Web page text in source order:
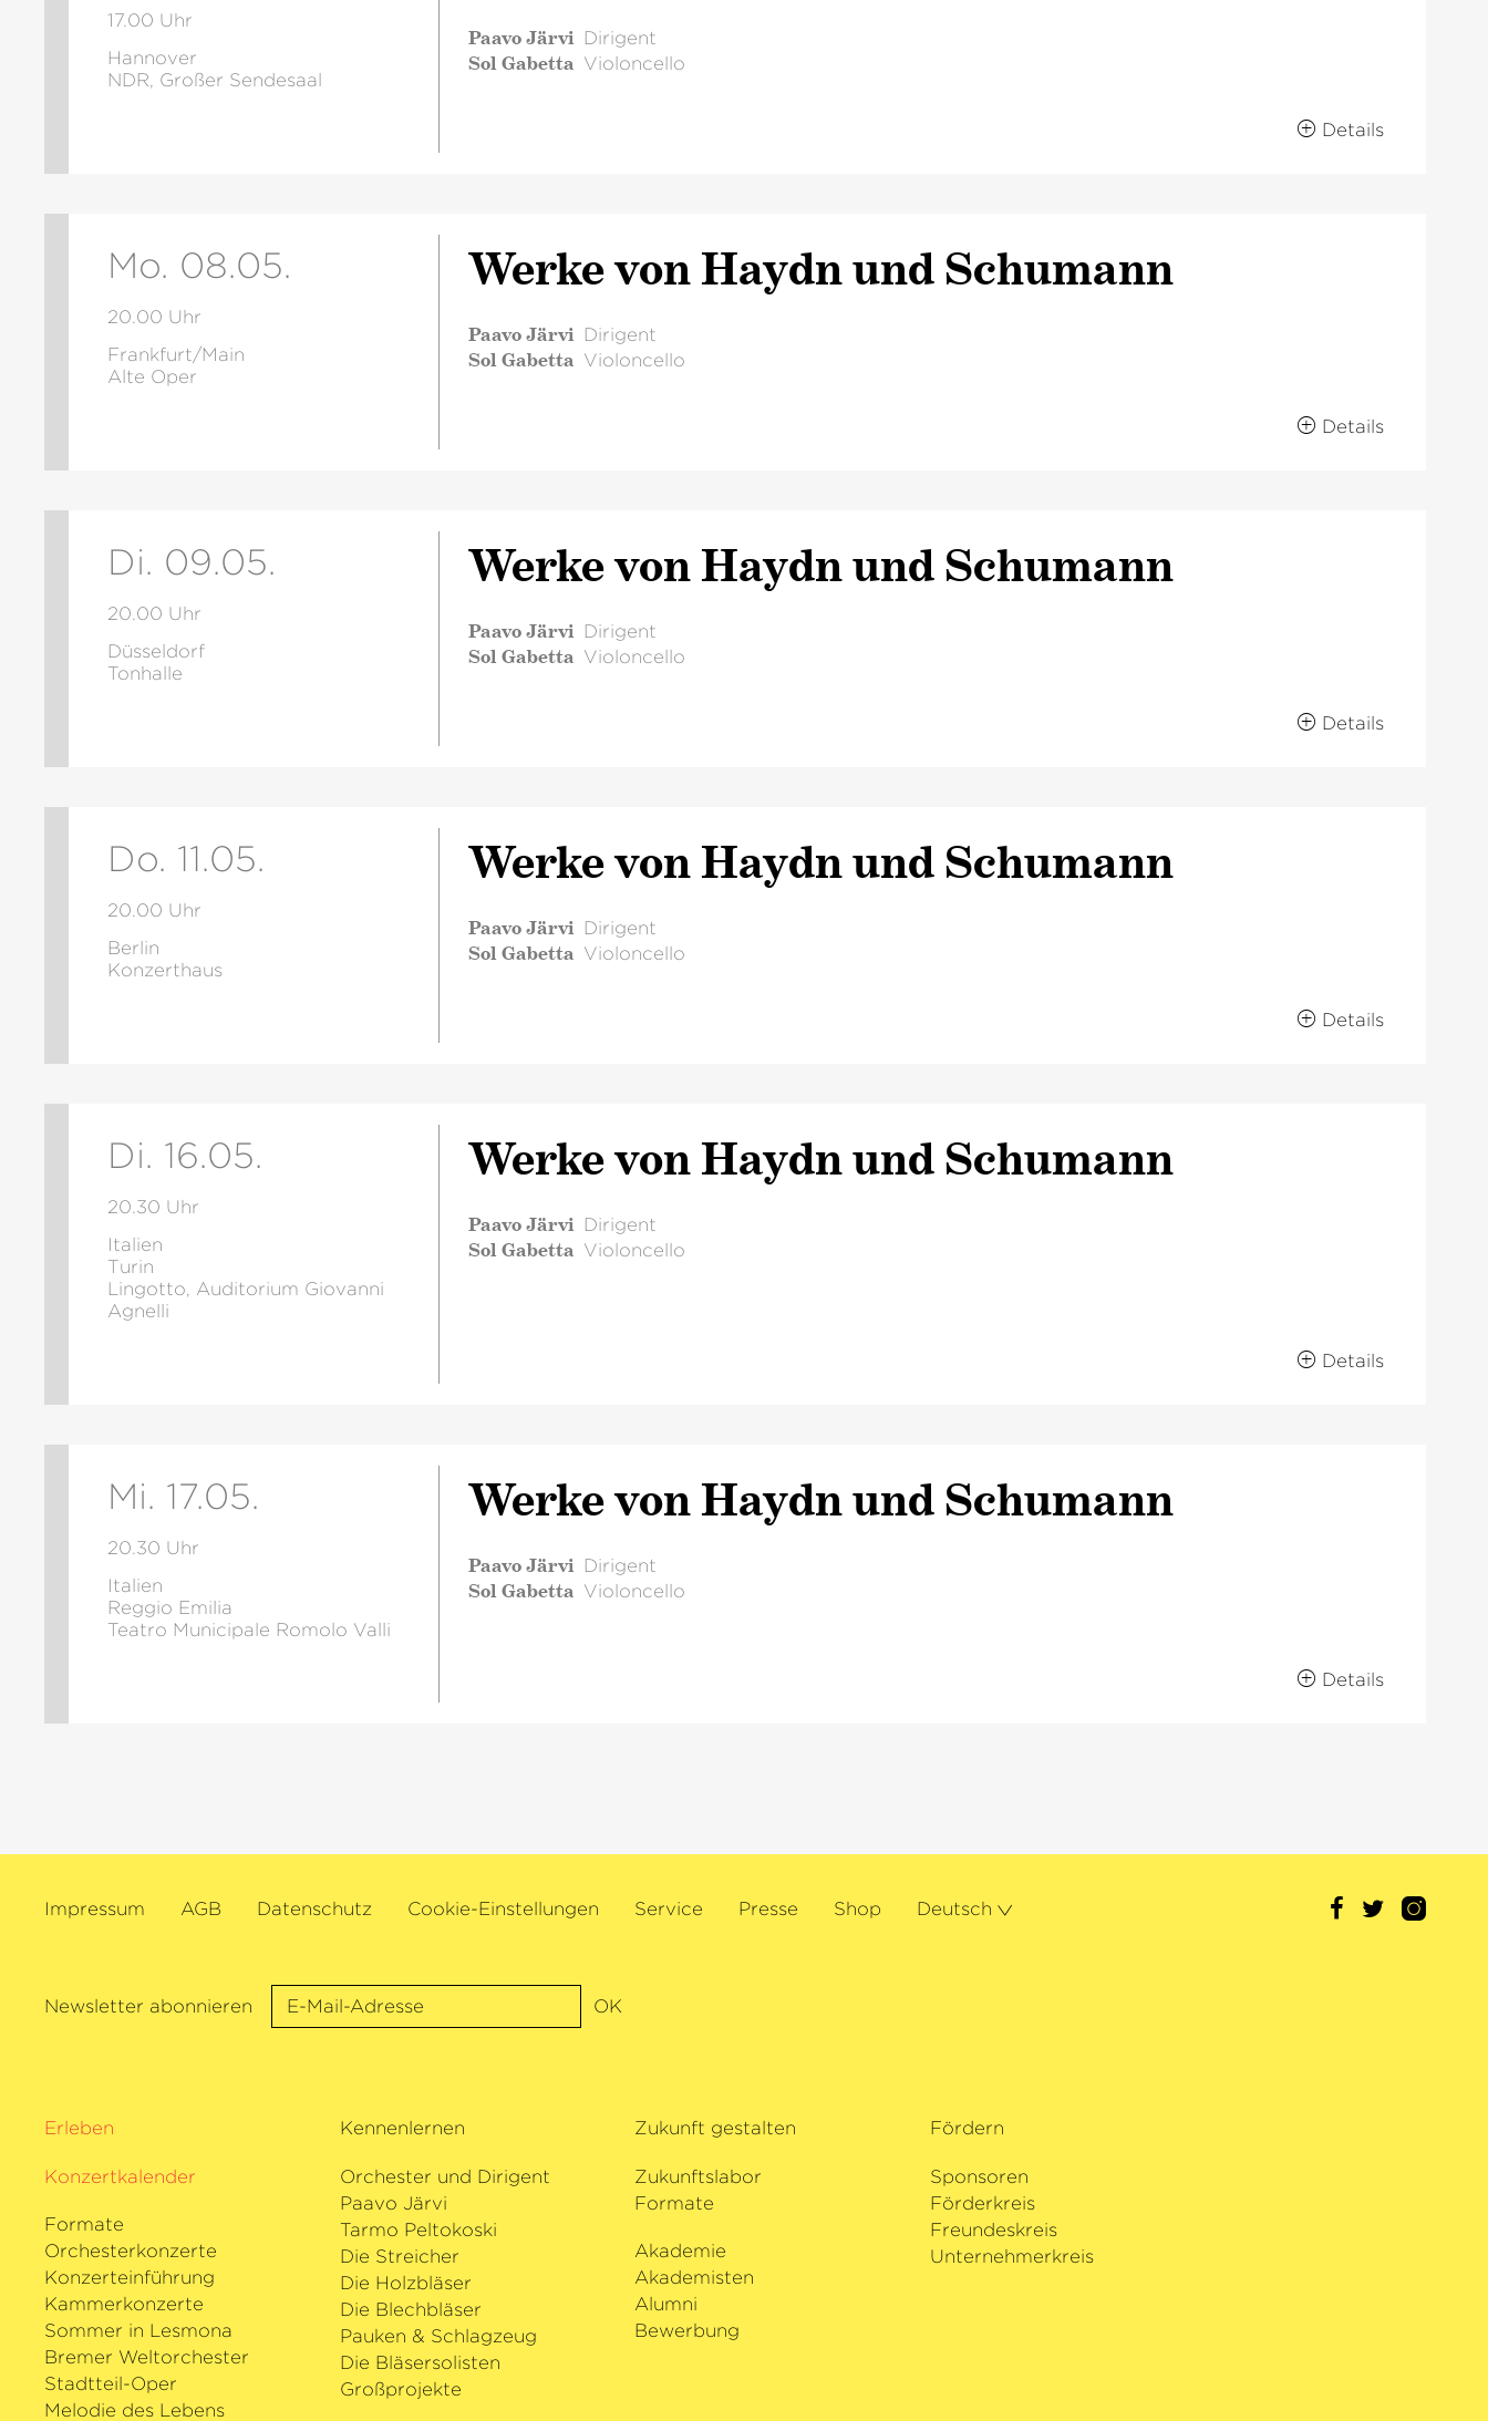
17.00 Uhr
Hannover
NDR, Großer Sendesaal
Paavo Järvi Dirigent
Sol Gabetta Violoncello
Details
Mo. 08.05.
20.00 Uhr
Frankfurt/Main
Alte Oper
Werke von Haydn und Schumann
Paavo Järvi Dirigent
Sol Gabetta Violoncello
Details
Di. 09.05.
20.00 Uhr
Düsseldorf
Tonhalle
Werke von Haydn und Schumann
Paavo Järvi Dirigent
Sol Gabetta Violoncello
Details
Do. 11.05.
20.00 Uhr
Berlin
Konzerthaus
Werke von Haydn und Schumann
Paavo Järvi Dirigent
Sol Gabetta Violoncello
Details
Di. 16.05.
20.30 Uhr
Italien
Turin
Lingotto, Auditorium Giovanni
Agnelli
Werke von Haydn und Schumann
Paavo Järvi Dirigent
Sol Gabetta Violoncello
Details
Mi. 17.05.
20.30 Uhr
Italien
Reggio Emilia
Teatro Municipale Romolo Valli
Werke von Haydn und Schumann
Paavo Järvi Dirigent
Sol Gabetta Violoncello
Details
Impressum AGB Datenschutz Cookie-Einstellungen Service Presse Shop Deutsch
Newsletter abonnieren OK
Erleben
Konzertkalender
Formate
Orchesterkonzerte
Konzerteinführung
Kammerkonzerte
Sommer in Lesmona
Bremer Weltorchester
Stadtteil-Oper
Melodie des Lebens
Kennenlernen
Orchester und Dirigent
Paavo Järvi
Tarmo Peltokoski
Die Streicher
Die Holzbläser
Die Blechbläser
Pauken & Schlagzeug
Die Bläsersolisten
Großprojekte
Zukunft gestalten
Zukunftslabor
Formate
Akademie
Akademisten
Alumni
Bewerbung
Fördern
Sponsoren
Förderkreis
Freundeskreis
Unternehmerkreis